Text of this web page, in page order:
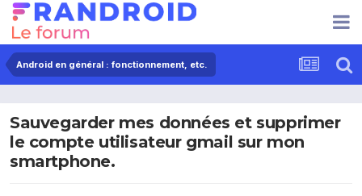
Android en général : fonctionnement, etc.
Sauvegarder mes données et supprimer
le compte utilisateur gmail sur mon
smartphone.